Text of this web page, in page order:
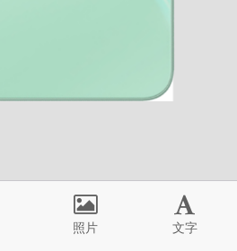
照片 文字